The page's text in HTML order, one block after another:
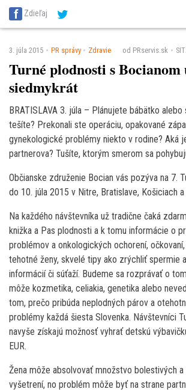
SITA Energetika
SITA Potravinárstvo
Zdieľaj
3. júla 2015 PR správy Zdravie od PRservis.sk
Turné plodnosti s Bocianom
siedmykrát
BRATISLAVA 3. júla – Plánujete bábätko alebo
tešíte? Prekonali ste operáciu, opakované
gynekologické problémy niekto v rodine? Aká
partnerova? Tušíte, ktorým smerom sa
Občianske združenie Bocian vás pozýva na 7.
do 10. júla 2015 v Nitre, Bratislave, Košiciach
Na každého návštevníka už tradične čaká
knižka a Pas plodnosti a k tomu informácie o
problémov a onkologických ochorení,
tehotné ženy, skvelé tipy ako zrýchliť spermie
informácií či súťaží. Budeme sa rozprávať o
môže kozmetika, celiakia, genetika alebo
tom, prečo pribúda neplodných párov a
problémy každá šiesta Slovenka. Návštevníci
navyše získajú možnosť vyhrať detskú
EUR.
Žena môže absolvovať množstvo bolestivých a
vyšetrení, no problém môže byť na strane